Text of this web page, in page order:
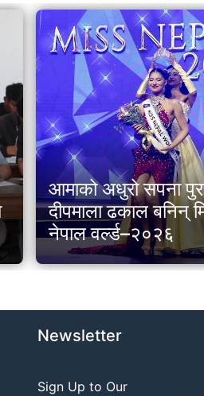
विश्वकीर्तिमानी आरोही
पुर्जा (निम्स दाइ)
आरोहीको निधन
Newsletter
Sign Up to Our